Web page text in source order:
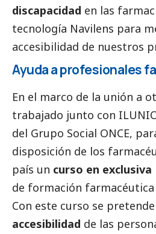
discapacidad en las
tecnología Navilens para
accesibilidad de nuestros
Ayuda a profesionales
En el marco de la unión a
trabajado junto con
del Grupo Social ONCE,
disposición de los
país un curso en exclusiva
de formación farmacéutica
Con este curso se
accesibilidad de las